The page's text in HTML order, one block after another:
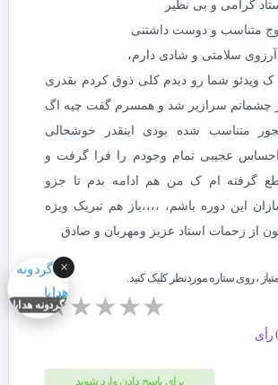
گرامی و بی نظیر
متناسب و دوست داشتنی
سلامتی و شادی دارم،
ویدئو شما رو دیدم کلی ذوق کردم بقدری
سرازیر شد و همسرم گفت چیه اگ
متناسب شده بودی اینقدر خوشحالی
عجیبی تمام وجودم را فرا گرفت و
گرفته ام ک من هم ادامه بدم تا جزو
این دوره باشم، ،،،،باز هم تبریک ویژه
از زحمات استاد عزیز ومهربان و صادق
، روی ستاره موردنظر کلیک کنید.
★★★★★
برای پاسخ دادن وارد شوید
×
گردونه هدایا